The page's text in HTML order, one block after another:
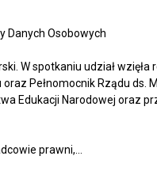
Danych Osobowych
W spotkaniu udział
Pełnomocnik Rządu ds.
Edukacji Narodowej oraz
prawni,…